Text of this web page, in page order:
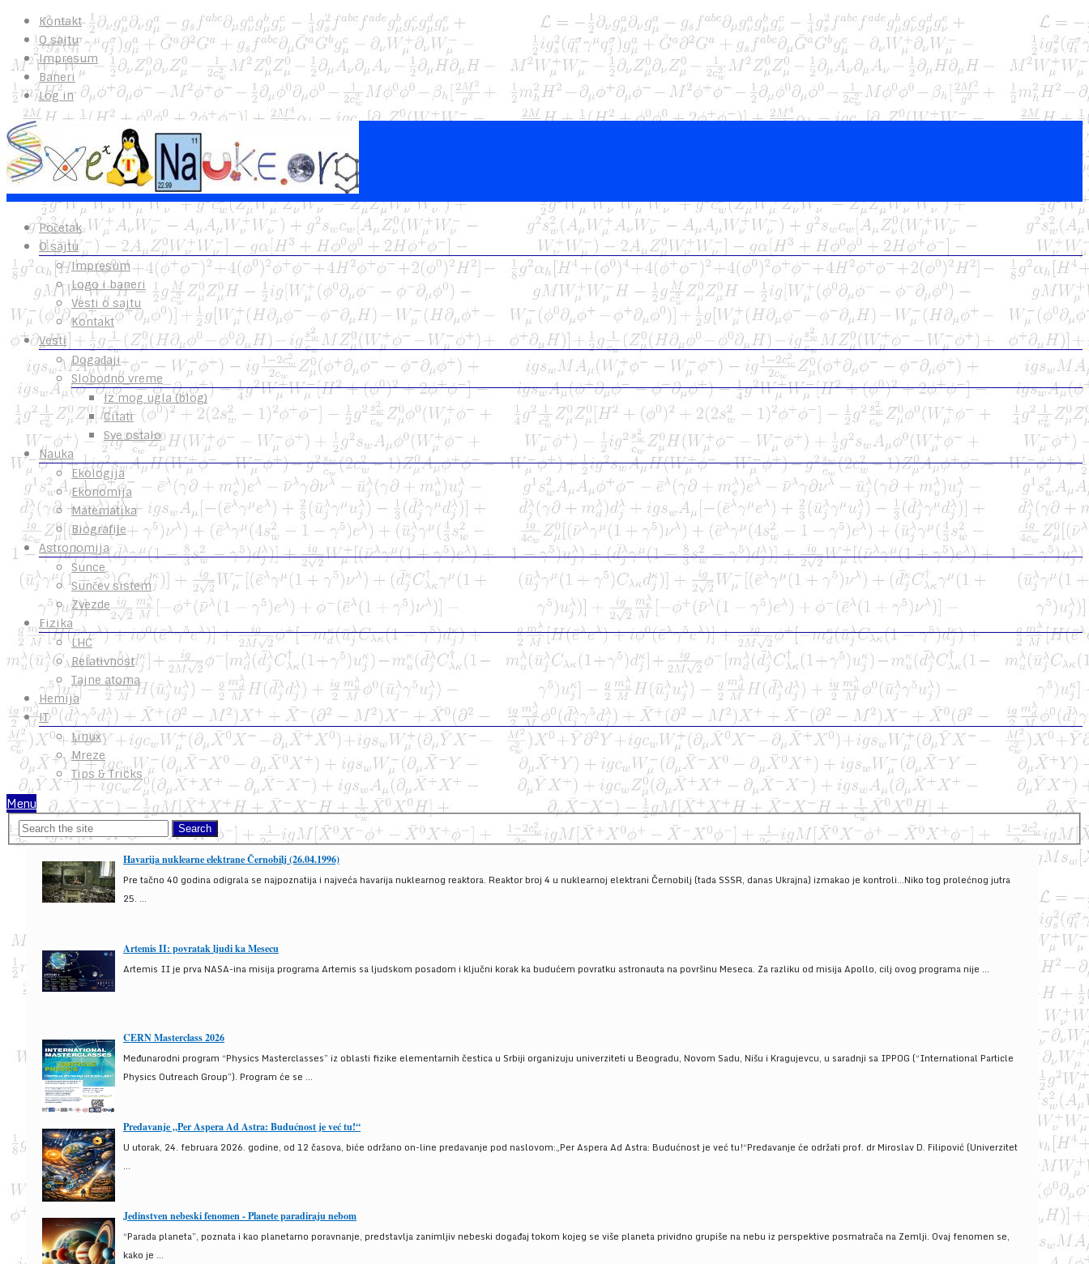
Kontakt
O sajtu
Impresum
Baneri
Log in
Početak
O sajtu
Impresum
Logo i baneri
Vesti o sajtu
Kontakt
Vesti
Događaji
Slobodno vreme
Iz mog ugla (blog)
Citati
Sve ostalo
Nauka
Ekologija
Ekonomija
Matematika
Biografije
Astronomija
Sunce
Sunčev sistem
Zvezde
Fizika
LHC
Relativnost
Tajne atoma
Hemija
IT
Linux
Mreze
Tips & Tricks
Menu
Havarija nuklearne elektrane Černobilj (26.04.1996)
Pre tačno 40 godina odigrala se najpoznatija i najveća havarija nuklearnog reaktora. Reaktor broj 4 u nuklearnoj elektrani Černobilj (tada SSSR, danas Ukrajna) izmakao je kontroli...Niko tog prolećnog jutra
25. ...
Artemis II: povratak ljudi ka Mesecu
Artemis II je prva NASA-ina misija programa Artemis sa ljudskom posadom i ključni korak ka budućem povratku astronauta na površinu Meseca. Za razliku od misija Apollo, cilj ovog programa nije ...
CERN Masterclass 2026
Međunarodni program “Physics Masterclasses” iz oblasti fizike elementarnih čestica u Srbiji organizuju univerziteti u Beogradu, Novom Sadu, Nišu i Kragujevcu, u saradnji sa IPPOG (“International Particle
Physics Outreach Group”). Program će se ...
Predavanje „Per Aspera Ad Astra: Budućnost je već tu!“
U utorak, 24. februara 2026. godine, od 12 časova, biće održano on-line predavanje pod naslovom:„Per Aspera Ad Astra: Budućnost je već tu!“Predavanje će održati prof. dr Miroslav D. Filipović (Univerzitet
...
Jedinstven nebeski fenomen - Planete paradiraju nebom
“Parada planeta”, poznata i kao planetarno poravnanje, predstavlja zanimljiv nebeski događaj tokom kojeg se više planeta prividno grupiše na nebu iz perspektive posmatrača na Zemlji. Ovaj fenomen se,
kako je ...